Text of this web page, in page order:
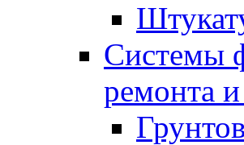
Системы
ремонта